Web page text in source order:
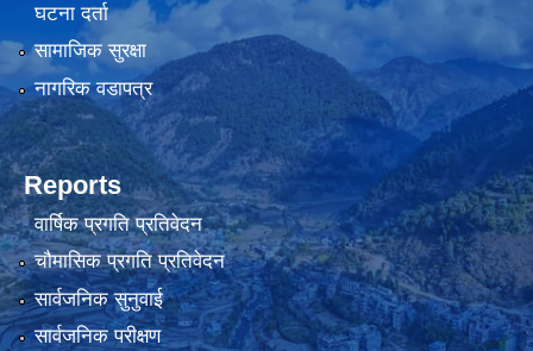
घटना दर्ता
सामाजिक सुरक्षा
नागरिक वडापत्र
Reports
वार्षिक प्रगति प्रतिवेदन
चौमासिक प्रगति प्रतिवेदन
सार्वजनिक सुनुवाई
सार्वजनिक परीक्षण